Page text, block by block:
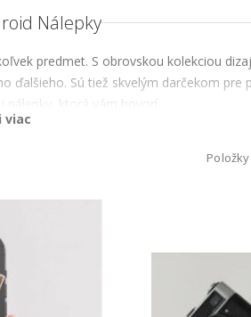
Nálepky
predmet. S obrovskou kolekciou
Sú tiež skvelým darčekom pre
nálepky, ktorá vám hovorí.
viac
Položky